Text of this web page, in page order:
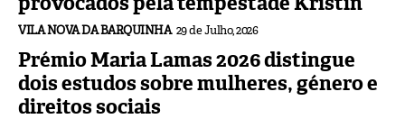
VILA NOVA DA BARQUINHA 29 de Julho, 2026
Prémio Maria Lamas 2026 distingue
dois estudos sobre mulheres, género e
direitos sociais